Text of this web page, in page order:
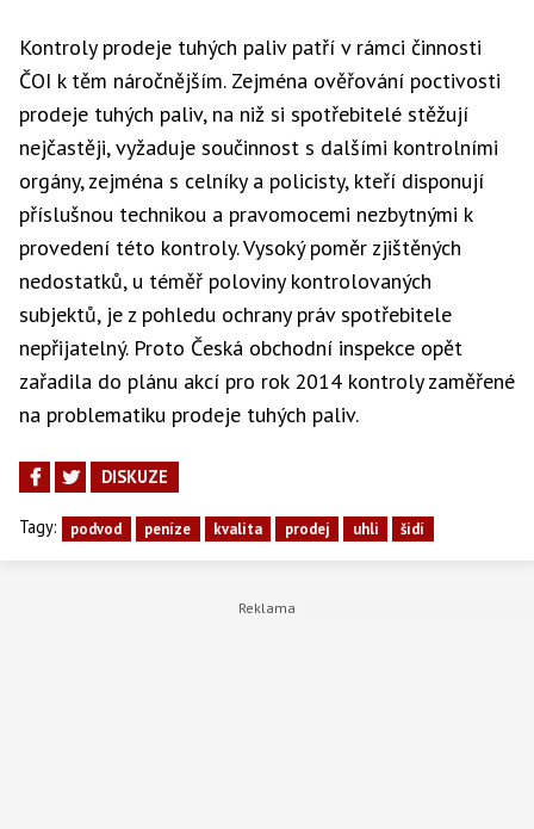
Kontroly prodeje tuhých paliv patří v rámci činnosti
ČOI k těm náročnějším. Zejména ověřování poctivosti
prodeje tuhých paliv, na niž si spotřebitelé stěžují
nejčastěji, vyžaduje součinnost s dalšími kontrolními
orgány, zejména s celníky a policisty, kteří disponují
příslušnou technikou a pravomocemi nezbytnými k
provedení této kontroly. Vysoký poměr zjištěných
nedostatků, u téměř poloviny kontrolovaných
subjektů, je z pohledu ochrany práv spotřebitele
nepřijatelný. Proto Česká obchodní inspekce opět
zařadila do plánu akcí pro rok 2014 kontroly zaměřené
na problematiku prodeje tuhých paliv.
DISKUZE
Tagy: podvod peníze kvalita prodej uhli šidí